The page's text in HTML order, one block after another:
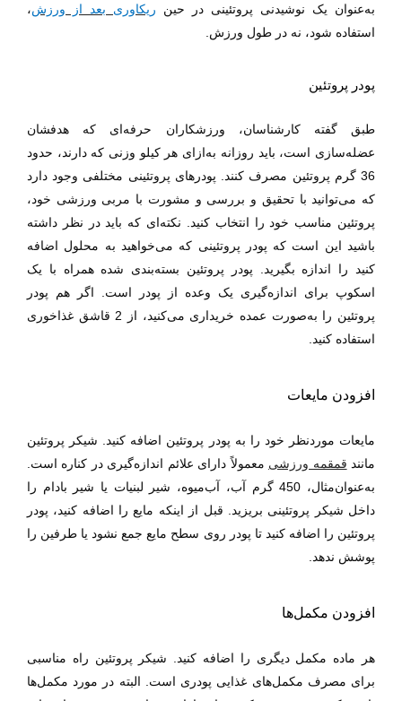
به‌عنوان یک نوشیدنی پروتئینی در حین ریکاوری بعد از ورزش،
استفاده شود، نه در طول ورزش.
پودر پروتئین
طبق گفته کارشناسان، ورزشکاران حرفه‌ای که هدفشان
عضله‌سازی است، باید روزانه به‌ازای هر کیلو وزنی که دارند، حدود
36 گرم پروتئین مصرف کنند. پودرهای پروتئینی مختلفی وجود دارد
که می‌توانید با تحقیق و بررسی و مشورت با مربی ورزشی خود،
پروتئین مناسب خود را انتخاب کنید. نکته‌ای که باید در نظر داشته
باشید این است که پودر پروتئینی که می‌خواهید به محلول اضافه
کنید را اندازه بگیرید. پودر پروتئین بسته‌بندی شده همراه با یک
اسکوپ برای اندازه‌گیری یک وعده از پودر است. اگر هم پودر
پروتئین را به‌صورت عمده خریداری می‌کنید، از 2 قاشق غذاخوری
استفاده کنید.
افزودن مایعات
مایعات موردنظر خود را به پودر پروتئین اضافه کنید. شیکر پروتئین
مانند قمقمه ورزشی معمولاً دارای علائم اندازه‌گیری در کناره است.
به‌عنوان‌مثال، 450 گرم آب، آب‌میوه، شیر لبنیات یا شیر بادام را
داخل شیکر پروتئینی بریزید. قبل از اینکه مایع را اضافه کنید، پودر
پروتئین را اضافه کنید تا پودر روی سطح مایع جمع نشود یا طرفین را
پوشش ندهد.
افزودن مکمل‌ها
هر ماده مکمل دیگری را اضافه کنید. شیکر پروتئین راه مناسبی
برای مصرف مکمل‌های غذایی پودری است. البته در مورد مکمل‌ها